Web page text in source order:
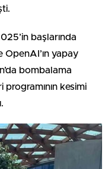
başlarında
OpenAI’ın yapay
bombalama
programının kesimi